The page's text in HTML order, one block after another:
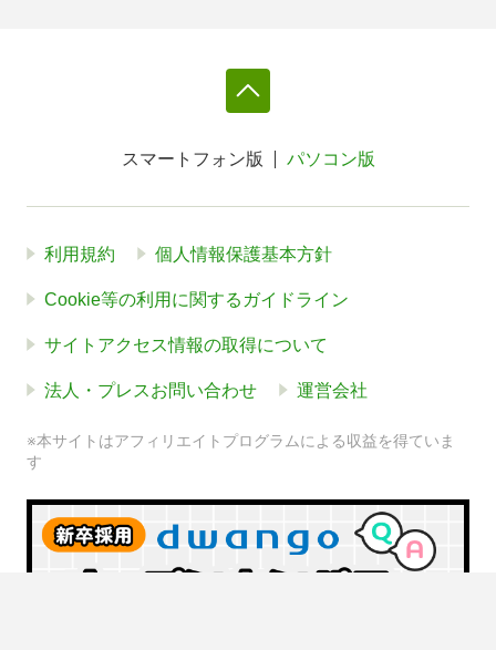
スマートフォン版 パソコン版
利用規約 個人情報保護基本方針
Cookie等の利用に関するガイドライン
サイトアクセス情報の取得について
法人・プレスお問い合わせ 運営会社
※本サイトはアフィリエイトプログラムによる収益を得ていま
す